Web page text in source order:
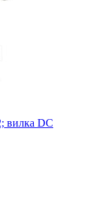
вилка DC